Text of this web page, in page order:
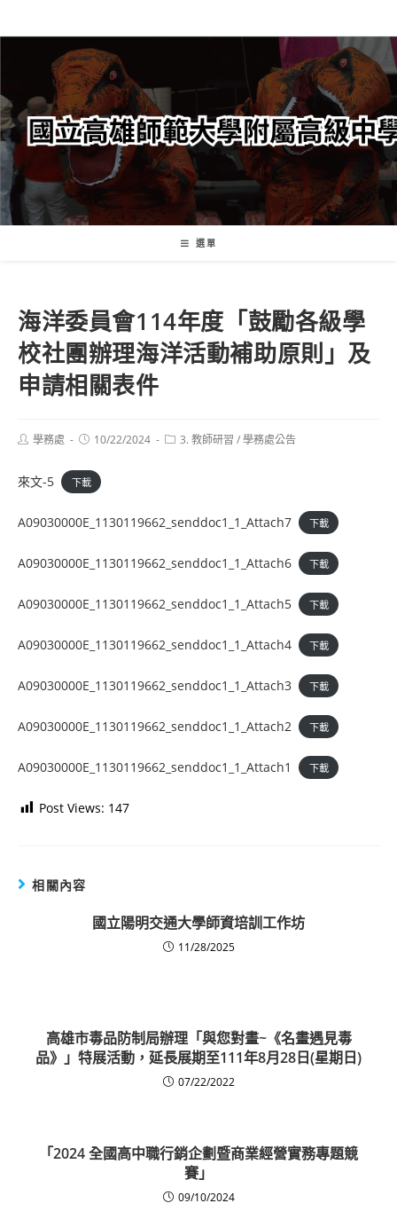
轉
要
內
容
選單
海洋委員會114年度「鼓勵各級學
校社團辦理海洋活動補助原則」及
申請相關表件
Post學務處
Post10/22/2024
Post3. 教師研習 /學務處公告
來文-5 下載
A09030000E_1130119662_senddoc1_1_Attach7 下載
A09030000E_1130119662_senddoc1_1_Attach6 下載
A09030000E_1130119662_senddoc1_1_Attach5 下載
A09030000E_1130119662_senddoc1_1_Attach4 下載
A09030000E_1130119662_senddoc1_1_Attach3 下載
A09030000E_1130119662_senddoc1_1_Attach2 下載
A09030000E_1130119662_senddoc1_1_Attach1 下載
Post Views: 147
相關內容
國立陽明交通大學師資培訓工作坊
11/28/2025
高雄市毒品防制局辦理「與您對畫~《名畫遇見毒
品》」特展活動，延長展期至111年8月28日(星期日)
07/22/2022
「2024 全國高中職行銷企劃暨商業經營實務專題競
賽」
09/10/2024